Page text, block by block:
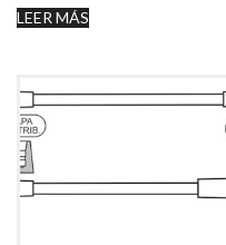
LEER MÁS